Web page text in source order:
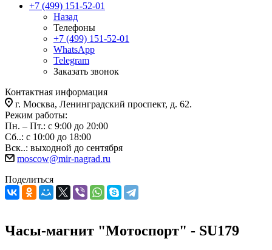
+7 (499) 151-52-01
Назад
Телефоны
+7 (499) 151-52-01
WhatsApp
Telegram
Заказать звонок
Контактная информация
г. Москва, Ленинградский проспект, д. 62.
Режим работы:
Пн. – Пт.: с 9:00 до 20:00
Сб..: с 10:00 до 18:00
Вск..: выходной до сентября
moscow@mir-nagrad.ru
Поделиться
Часы-магнит "Мотоспорт" - SU179